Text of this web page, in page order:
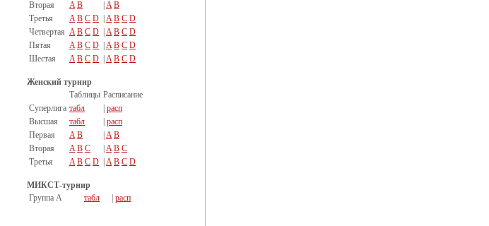
Вторая
A B A B
Третья
A B C D A B C D
Четвертая A B C D A B C D
Пятая
A B C D A B C D
Шестая
A B C D A B C D
Женский турнир
Таблицы Расписание
Суперлига табл
расп
Высшая
табл
расп
Первая
A B A B
Вторая
A B C A B C
Третья
A B C D A B C D
МИКСТ-турнир
Группа А
табл расп